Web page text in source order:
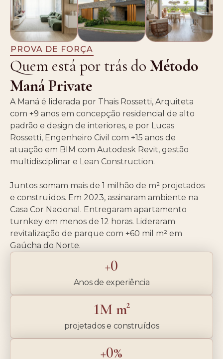
PROVA DE FORÇA
Quem está por trás do Método
Maná Private
A Maná é liderada por Thais Rossetti, Arquiteta
com +9 anos em concepção residencial de alto
padrão e design de interiores, e por Lucas
Rossetti, Engenheiro Civil com +15 anos de
atuação em BIM com Autodesk Revit, gestão
multidisciplinar e Lean Construction.
Juntos somam mais de 1 milhão de m² projetados
e construídos. Em 2023, assinaram ambiente na
Casa Cor Nacional. Entregaram apartamento
turnkey em menos de 12 horas. Lideraram
revitalização de parque com +60 mil m² em
Gaúcha do Norte.
+0
Anos de experiência
1M m²
projetados e construídos
+0%